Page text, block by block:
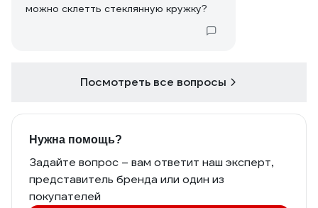
можно склетть стеклянную кружку?
Посмотреть все вопросы
Нужна помощь?
Задайте вопрос – вам ответит наш эксперт,
представитель бренда или один из
покупателей